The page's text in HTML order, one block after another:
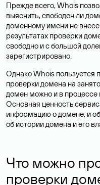
Прежде всего, Whois
выяснить, свободен ли
доменному имени не
результатах проверки
свободно и с большой
зарегистрировано.
Однако Whois пользуется
проверки домена на
домен можно и в процессе
Основная ценность
информацию о домене, и
об истории домена и его
Что можно
проверки